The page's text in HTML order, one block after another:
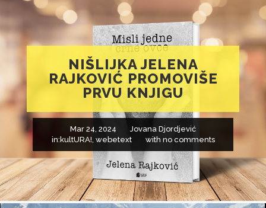
NIŠLIJKA JELENA
RAJKOVIĆ PROMOVIŠE
PRVU KNJIGU
Mar 24, 2024
Jovana Djordjević
in: kultURA! webetext with no comments